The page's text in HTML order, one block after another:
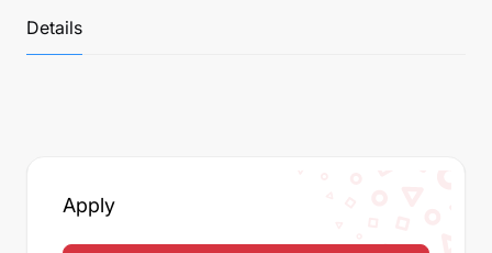
Details
Apply